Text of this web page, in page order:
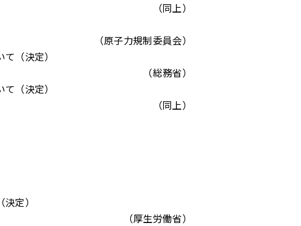
（同上）
（原子力規制委員会）
（決定）
（総務省）
（決定）
（同上）
定）
（厚生労働省）